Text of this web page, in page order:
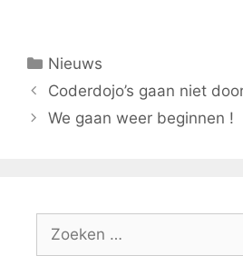
Categorieën
Nieuws
Coderdojo’s gaan niet
We gaan weer beginnen !
naar: